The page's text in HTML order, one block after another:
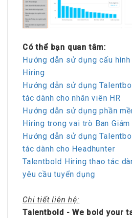
Có thể bạn quan tâm:
Hướng dẫn sử dụng cấu
Hiring
Hướng dẫn sử dụng
tác dành cho nhân viên HR
Hướng dẫn sử dụng phần
Hiring trong vai trò Ban
Hướng dẫn sử dụng
tác dành cho Headhunter
Talentbold Hiring thao tác
yêu cầu tuyển dụng
Chi tiết liên hệ:
Talentbold - We bold your